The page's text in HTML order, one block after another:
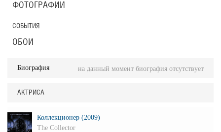
ФОТОГРАФИИ
СОБЫТИЯ
ОБОИ
Биография на данный момент биография отсутствует
АКТРИСА
Коллекционер (2009)
The Collector